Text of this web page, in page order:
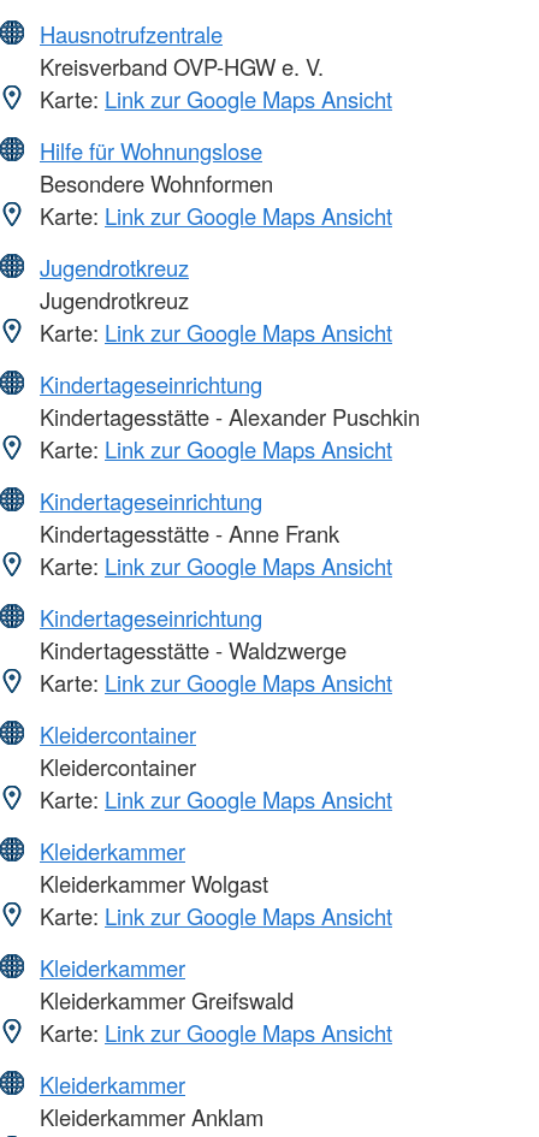
Hausnotrufzentrale
Kreisverband OVP-HGW e. V.
Karte: Link zur Google Maps Ansicht
Hilfe für Wohnungslose
Besondere Wohnformen
Karte: Link zur Google Maps Ansicht
Jugendrotkreuz
Jugendrotkreuz
Karte: Link zur Google Maps Ansicht
Kindertageseinrichtung
Kindertagesstätte - Alexander Puschkin
Karte: Link zur Google Maps Ansicht
Kindertageseinrichtung
Kindertagesstätte - Anne Frank
Karte: Link zur Google Maps Ansicht
Kindertageseinrichtung
Kindertagesstätte - Waldzwerge
Karte: Link zur Google Maps Ansicht
Kleidercontainer
Kleidercontainer
Karte: Link zur Google Maps Ansicht
Kleiderkammer
Kleiderkammer Wolgast
Karte: Link zur Google Maps Ansicht
Kleiderkammer
Kleiderkammer Greifswald
Karte: Link zur Google Maps Ansicht
Kleiderkammer
Kleiderkammer Anklam